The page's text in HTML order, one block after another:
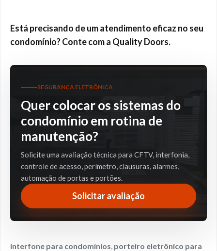
Está precisando de um atendimento eficaz no seu
condomínio? Conte com a Quality Doors.
SEGURANÇA ELETRÔNICA
Quer colocar os sistemas do
condomínio em rotina de
manutenção?
Solicite uma avaliação técnica para CFTV, interfonia,
controle de acesso, perímetro, clausuras, alarmes,
automação de portas e portões.
Solicitar avaliação
interfone para condomínios, porteiro eletrônico para